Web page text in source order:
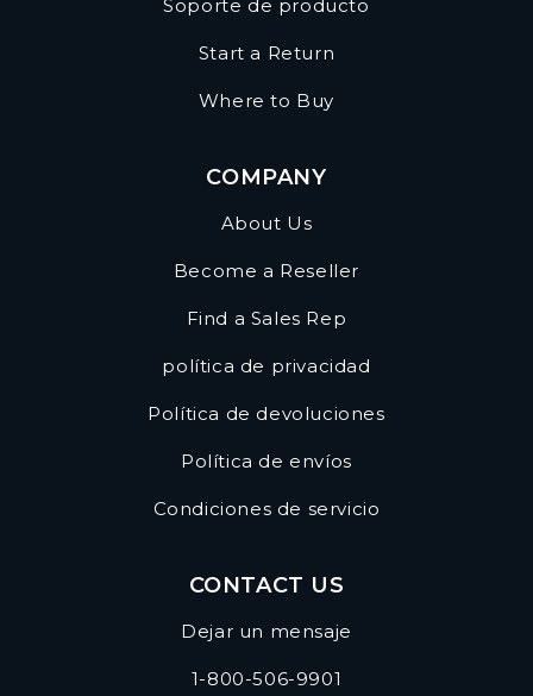
Soporte de producto
Start a Return
Where to Buy
COMPANY
About Us
Become a Reseller
Find a Sales Rep
política de privacidad
Política de devoluciones
Política de envíos
Condiciones de servicio
CONTACT US
Dejar un mensaje
1-800-506-9901